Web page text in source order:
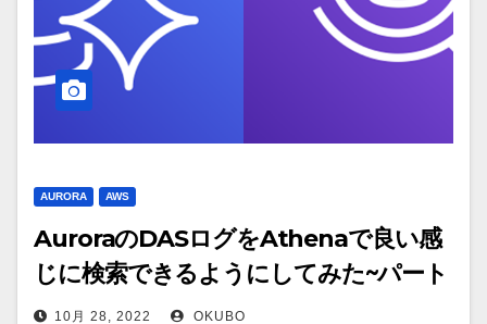
AURORA AWS
AuroraのDASログをAthenaで良い感
じに検索できるようにしてみた~パート
1/3~10月 28, 2022 OKUBO